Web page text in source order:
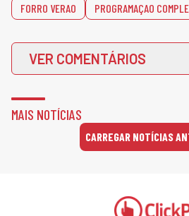
FORRO VERAO PROGRAMAÇAO
VER COMENTÁRIOS
MAIS NOTÍCIAS
CARREGAR NOTÍCIAS